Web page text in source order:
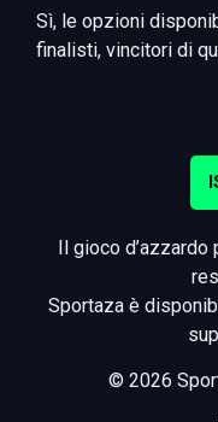
Sì, le opzioni
finalisti, vincitori di
Il gioco d’azzardo
Sportaza è
© 2026